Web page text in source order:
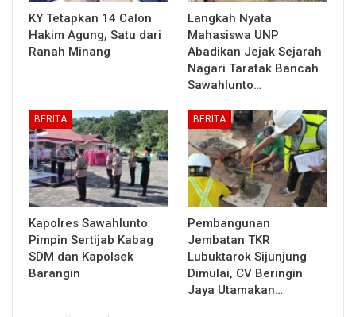
KY Tetapkan 14 Calon
Hakim Agung, Satu dari
Ranah Minang
Langkah Nyata
Mahasiswa UNP
Abadikan Jejak Sejarah
Nagari Taratak Bancah
Sawahlunto…
BERITA
Kapolres Sawahlunto
Pimpin Sertijab Kabag
SDM dan Kapolsek
Barangin
BERITA
Pembangunan
Jembatan TKR
Lubuktarok Sijunjung
Dimulai, CV Beringin
Jaya Utamakan…